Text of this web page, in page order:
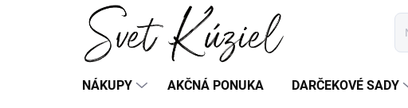
NÁKUPY AKČNÁ PONUKA DARČEKOVÉ SADY